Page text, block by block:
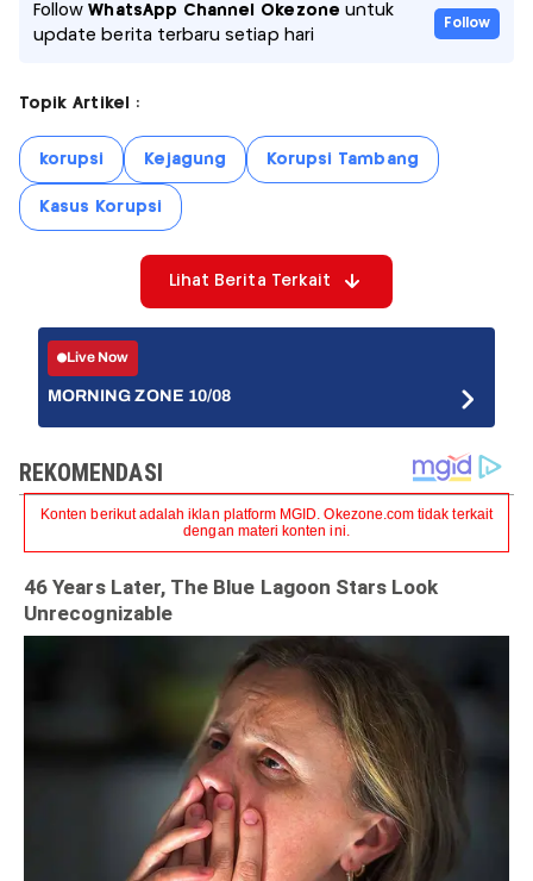
FollowWhatsApp Channel Okezone untuk
update berita terbaru setiap hari
Follow
Topik Artikel :
korupsi Kejagung Korupsi Tambang
Kasus Korupsi
Lihat Berita Terkait
Live Now
MORNING ZONE 10/08